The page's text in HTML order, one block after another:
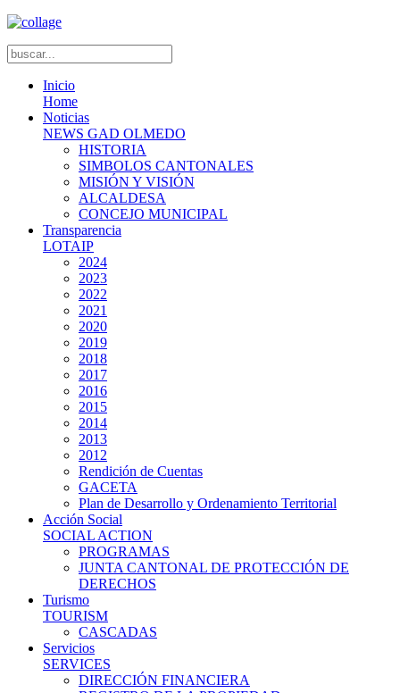
Inicio
Home
Noticias
NEWS GAD OLMEDO
HISTORIA
SIMBOLOS CANTONALES
MISIÓN Y VISIÓN
ALCALDESA
CONCEJO MUNICIPAL
Transparencia
LOTAIP
2024
2023
2022
2021
2020
2019
2018
2017
2016
2015
2014
2013
2012
Rendición de Cuentas
GACETA
Plan de Desarrollo y Ordenamiento Territorial
Acción Social
SOCIAL ACTION
PROGRAMAS
JUNTA CANTONAL DE PROTECCIÓN DE
DERECHOS
Turismo
TOURISM
CASCADAS
Servicios
SERVICES
DIRECCIÓN FINANCIERA